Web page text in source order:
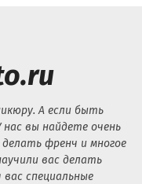
А если быть
вы найдете очень
френч и многое
вас делать
специальные